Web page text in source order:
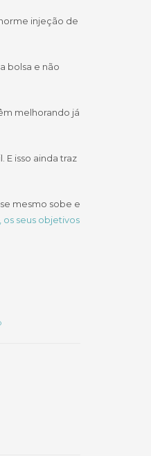
injeção de
bolsa e não
melhorando já
isso ainda traz
mesmo sobe e
seus objetivos